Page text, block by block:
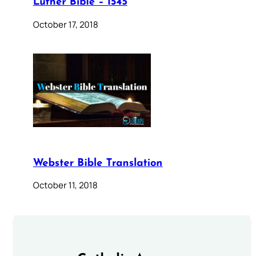
October 17, 2018
Webster Bible Translation
October 11, 2018